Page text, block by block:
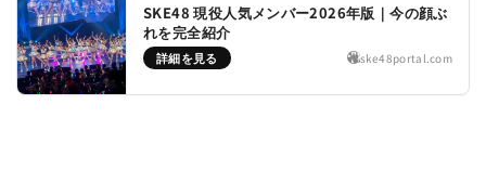
SKE48 現役人気メンバー2026年版｜今の顔ぶ
れを完全紹介
詳細を見る ske48portal.com